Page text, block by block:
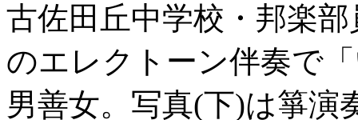
古佐田丘中学校・邦楽
のエレクトーン伴奏で
男善女。写真(下)は箏演